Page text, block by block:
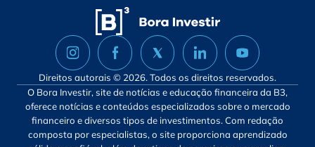
Direitos autorais © 2026. Todos os direitos reservados.
O Bora Investir, site de notícias e educação financeira da B3,
oferece notícias e conteúdos especializados sobre o mercado
financeiro e diversos tipos de investimentos. Com redação
composta por especialistas, o site proporciona aprendizado